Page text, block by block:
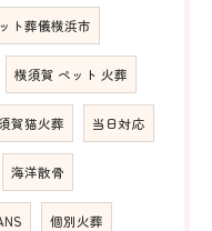
ト葬儀横浜市
横須賀 ペット 火葬
賀猫火葬 当日対応
海洋散骨
個別火葬